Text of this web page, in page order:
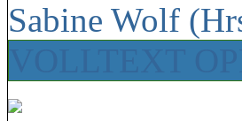
Sabine Wolf